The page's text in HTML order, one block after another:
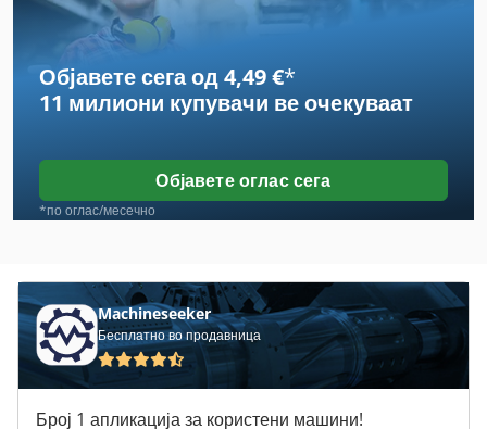
Case Ih 3594
Case Ih 4240
Case Ih 4420
Case Ih 496
Case Ih 5120
Case Ih 5140
Case Ih 5800
Case Ih 7140
Објавете сега од 4,49 €*
11 милиони купувачи ве очекуваат
Објавете оглас сега
*по оглас/месечно
Machineseeker
Бесплатно во продавница
Број 1 апликација за користени машини!